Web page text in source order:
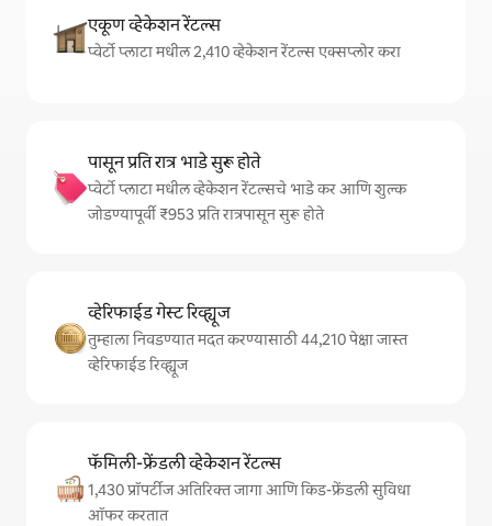
एकूण व्हेकेशन रेंटल्स
प्वेर्टो प्लाटा मधील 2,410 व्हेकेशन रेंटल्स एक्सप्लोर करा
पासून प्रति रात्र भाडे सुरू होते
प्वेर्टो प्लाटा मधील व्हेकेशन रेंटल्सचे भाडे कर आणि शुल्क
जोडण्यापूर्वी ₹953 प्रति रात्रपासून सुरू होते
व्हेरिफाईड गेस्ट रिव्ह्यूज
तुम्हाला निवडण्यात मदत करण्यासाठी 44,210 पेक्षा जास्त
व्हेरिफाईड रिव्ह्यूज
फॅमिली-फ्रेंडली व्हेकेशन रेंटल्स
1,430 प्रॉपर्टीज अतिरिक्त जागा आणि किड-फ्रेंडली सुविधा
ऑफर करतात